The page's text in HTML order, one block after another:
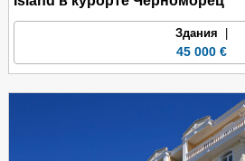
Здания
45 000 €